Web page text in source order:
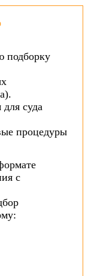
подборку
суда
процедуры
с